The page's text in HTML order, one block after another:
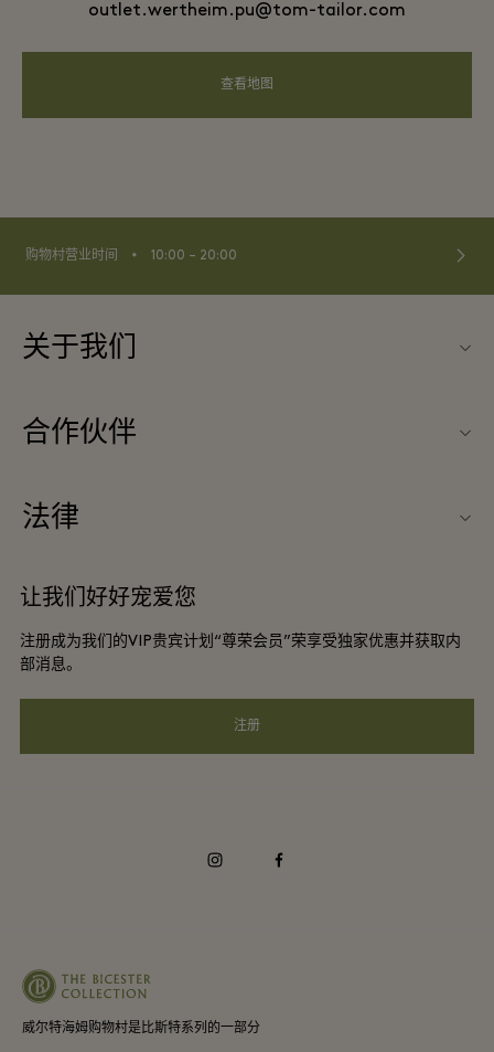
outlet.wertheim.pu@tom-tailor.com
查看地图
购物村营业时间 ⬩ 10:00 – 20:00
关于我们
联系我们
工作机会
下载应用程序
礼品卡
常见问题
合作伙伴
团体预订
法律
会员条款与条件
Privacy notice
让我们好好宠爱您
注册成为我们的VIP贵宾计划“尊荣会员”荣享受独家优惠并获取内
部消息。
注册
威尔特海姆购物村是比斯特系列的一部分
instagramfacebook